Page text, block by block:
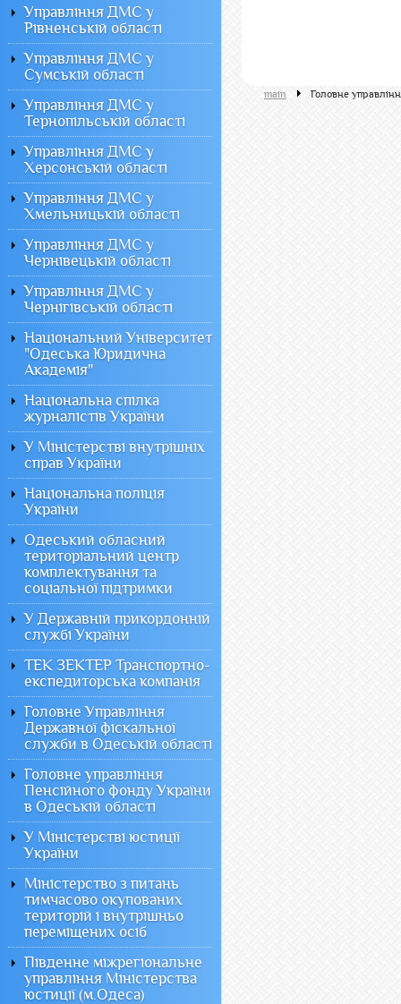
main Головне
Управління ДМС у
Рівненській області
Управління ДМС у
Сумській області
Управління ДМС у
Тернопільській області
Управління ДМС у
Херсонській області
Управління ДМС у
Хмельницькій області
Управління ДМС у
Чернівецькій області
Управління ДМС у
Чернігівській області
Національний Університет
"Одеська Юридична
Академія"
Національна спілка
журналістів України
У Міністерстві внутрішніх
справ України
Національна поліція
України
Одеський обласний
територіальний центр
комплектування та
соціальної підтримки
У Державній прикордонній
службі України
ТЕК ЗЕКТЕР Транспортно-
експедиторська компанія
Головне Управління
Державної фіскальної
служби в Одеській області
Головне управління
Пенсійного фонду України
в Одеській області
У Міністерстві юстиції
України
Міністерство з питань
тимчасово окупованих
територій і внутрішньо
переміщених осіб
Південне міжрегіональне
управління Міністерства
юстиції (м.Одеса)